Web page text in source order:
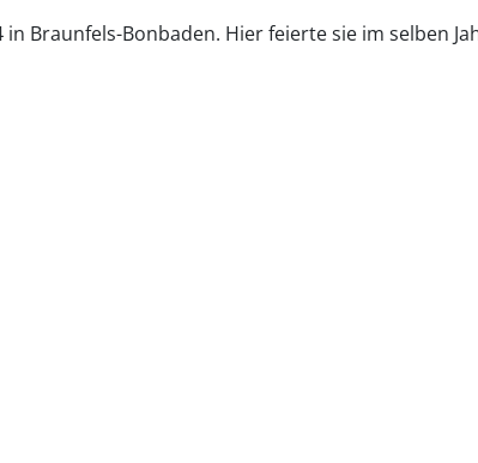
Braunfels-Bonbaden. Hier feierte sie im selben